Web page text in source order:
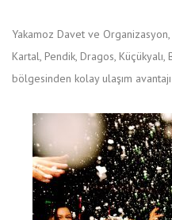
Yakamoz Davet ve
Kartal, Pendik, Dragos, Küçükyalı,
bölgesinden kolay ulaşım avantajı